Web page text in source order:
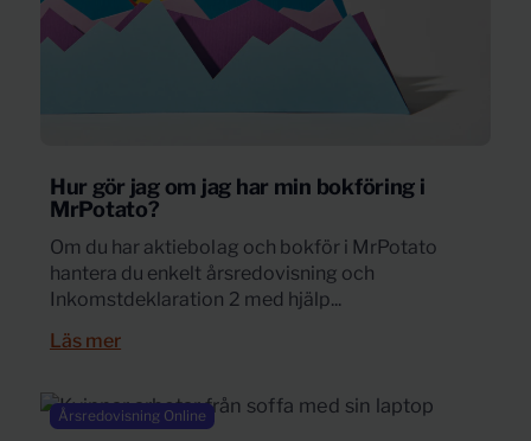
Hur gör jag om jag har min bokföring i
MrPotato?
Om du har aktiebolag och bokför i MrPotato
hantera du enkelt årsredovisning och
Inkomstdeklaration 2 med hjälp...
Läs mer
Årsredovisning Online